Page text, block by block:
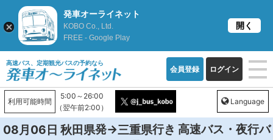
高速バス、定期観光バスの予約なら
会員登録 ログイン
利用可能時間
5:00～26:00
（翌午前2:00）
Language
08月06日 秋田県発→三重県行き 高速バス・夜行バ
発車オーライネット
KOBO Co., Ltd.
FREE - Google Play
開く